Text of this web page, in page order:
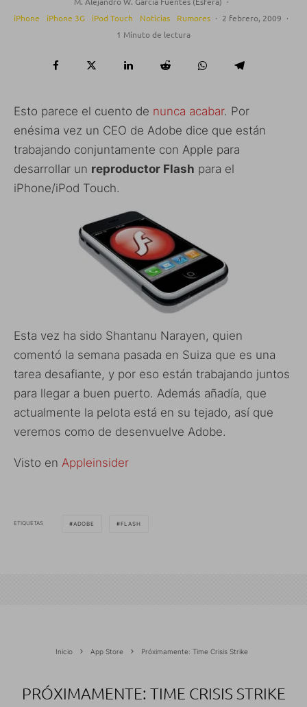
iPhone
iPhone 3G iPod Touch Noticias Rumores · 2 febrero, 2009 ·
1 Minuto de lectura
Esto parece el cuento de nunca acabar. Por
enésima vez un CEO de Adobe dice que están
trabajando conjuntamente con Apple para
desarrollar un reproductor Flash para el
iPhone/iPod Touch.
Esta vez ha sido Shantanu Narayen, quien
comentó la semana pasada en Suiza que es una
tarea desafiante, y por eso están trabajando juntos
para llegar a buen puerto. Además añadía, que
actualmente la pelota está en su tejado, así que
veremos como de desenvuelve Adobe.
Visto en Appleinsider
ETIQUETAS ADOBE FLASH
Inicio App Store Próximamente: Time Crisis Strike
PRÓXIMAMENTE: TIME CRISIS STRIKE